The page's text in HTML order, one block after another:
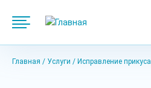
Главная Услуги Исправление прикуса